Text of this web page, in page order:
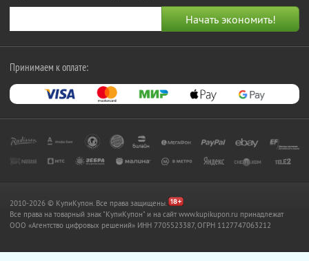
Принимаем к оплате:
2010-2026 © КупиКупон. Все права защищены.
Все права на товарный знак "КупиКупон" и на сайт www.kupikupon.ru принадлежат
OOO «Агентство цифровых решений» ИНН 7705523387, ОГРН 1127747063212